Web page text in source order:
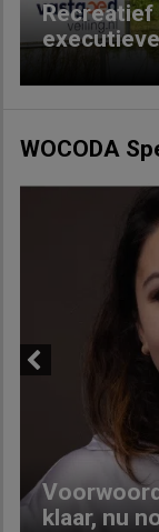
Recreatief
WOCODA
klaar, nu